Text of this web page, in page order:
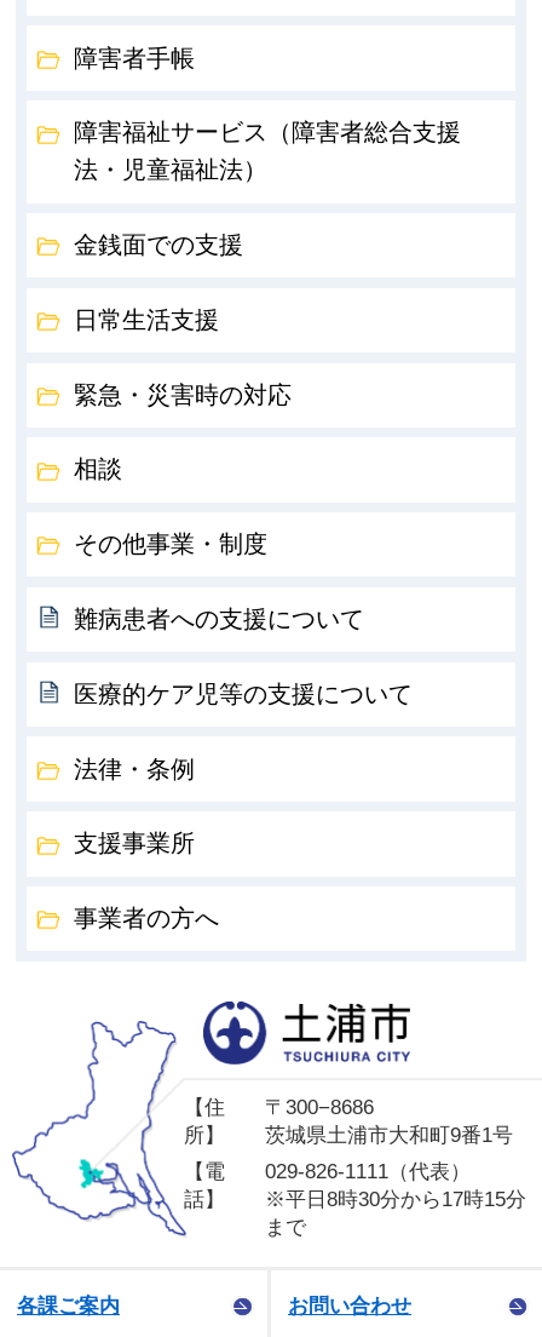
障害者手帳
障害福祉サービス（障害者総合支援
法・児童福祉法）
金銭面での支援
日常生活支援
緊急・災害時の対応
相談
その他事業・制度
難病患者への支援について
医療的ケア児等の支援について
法律・条例
支援事業所
事業者の方へ
【住
所】
〒300−8686
茨城県土浦市大和町9番1号
【電
話】
029-826-1111（代表）
※平日8時30分から17時15分
まで
各課ご案内 お問い合わせ